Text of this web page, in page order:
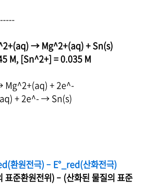
→ Mg^2+(aq) + Sn(s)
M, [Sn^2+] = 0.035 M
Mg^2+(aq) + 2e^-
+ 2e^- → Sn(s)
환원전극) – E°_red(산화전극)
표준환원전위) – (산화된 물질의 표준